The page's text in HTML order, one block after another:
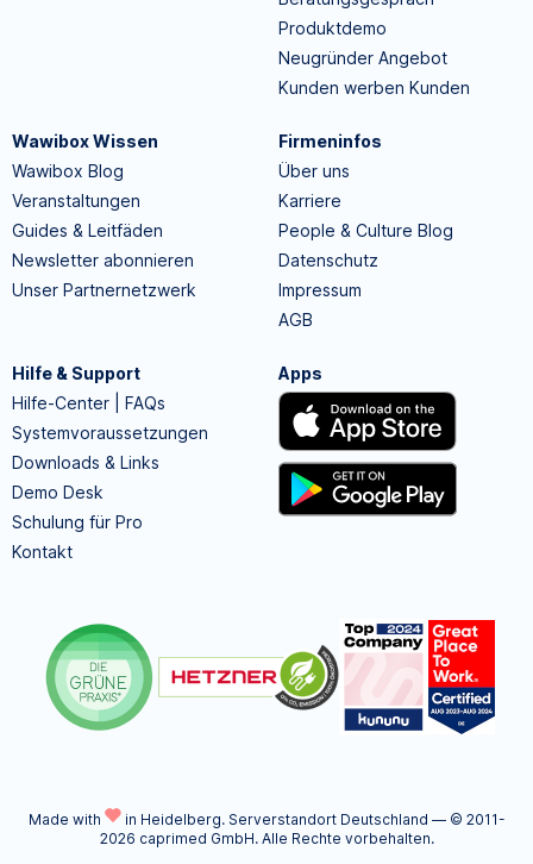
Produktdemo
Neugründer Angebot
Kunden werben Kunden
Wawibox Wissen
Wawibox Blog
Veranstaltungen
Guides & Leitfäden
Newsletter abonnieren
Unser Partnernetzwerk
Firmeninfos
Über uns
Karriere
People & Culture Blog
Datenschutz
Impressum
AGB
Hilfe & Support
Hilfe-Center | FAQs
Systemvoraussetzungen
Downloads & Links
Demo Desk
Schulung für Pro
Kontakt
Apps
Made with in Heidelberg. Serverstandort Deutschland — © 2011-
2026 caprimed GmbH. Alle Rechte vorbehalten.